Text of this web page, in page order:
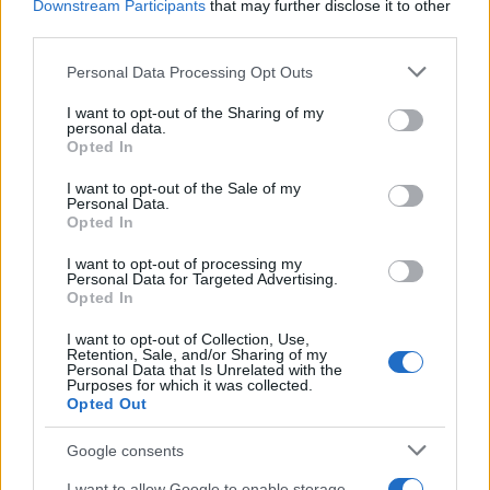
Downstream Participants that may further disclose it to other
Please note that this website/app uses one or more Google
not limited to your visit or usage behaviour. You may click to
grant or deny consent to Google and its third-party tags to
use your data for below specified purposes in below Google
consent section.
Personal Data Processing Opt Outs
I want to opt-out of the Sharing of my
personal data.
Opted In
I want to opt-out of the Sale of my
Personal Data.
Opted In
I want to opt-out of processing my
Personal Data for Targeted Advertising.
Opted In
I want to opt-out of Collection, Use,
Retention, Sale, and/or Sharing of my
Personal Data that Is Unrelated with the
Purposes for which it was collected.
Opted Out
Google consents
5,08 € (iva esclusa)
( 0 recensioni )
anteprima
Categorie
Abbigliamento e protezione
Abbigliamento professionale
Accessori per carrozzine, comode e presidi